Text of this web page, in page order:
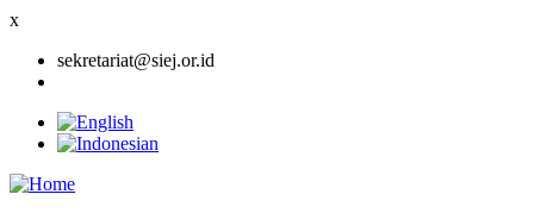
x
sekretariat@siej.or.id